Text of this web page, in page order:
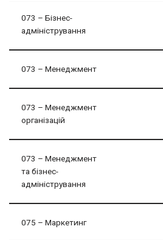
073 – Бізнес-
адміністрування
073 – Менеджмент
073 – Менеджмент
організацій
073 – Менеджмент
та бізнес-
адміністрування
075 – Маркетинг